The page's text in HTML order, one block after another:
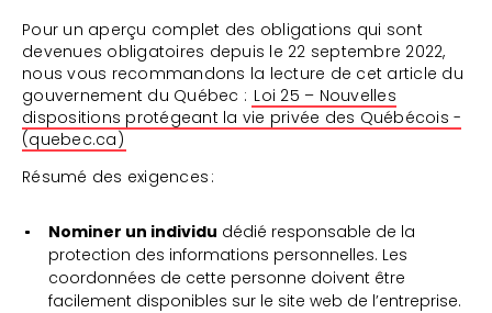
Pour un aperçu complet des obligations qui sont
devenues obligatoires depuis le 22 septembre 2022,
nous vous recommandons la lecture de cet article du
gouvernement du Québec : Loi 25 – Nouvelles
dispositions protégeant la vie privée des Québécois -
(quebec.ca)
Résumé des exigences :
Nominer un individu dédié responsable de la
protection des informations personnelles. Les
coordonnées de cette personne doivent être
facilement disponibles sur le site web de l’entreprise.